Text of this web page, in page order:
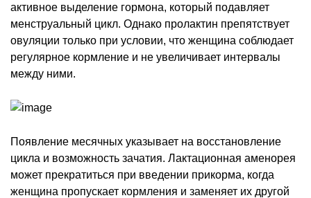
активное выделение гормона, который подавляет
менструальный цикл. Однако пролактин препятствует
овуляции только при условии, что женщина соблюдает
регулярное кормление и не увеличивает интервалы
между ними.
Появление месячных указывает на восстановление
цикла и возможность зачатия. Лактационная аменорея
может прекратиться при введении прикорма, когда
женщина пропускает кормления и заменяет их другой